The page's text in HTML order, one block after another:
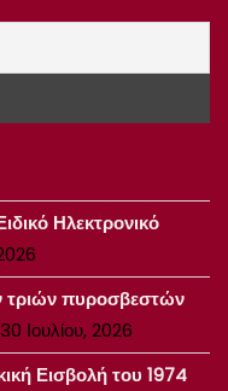
Ηλεκτρονικό
τριών πυροσβεστών
30 Ιουλίου, 2026
Εισβολή του 1974